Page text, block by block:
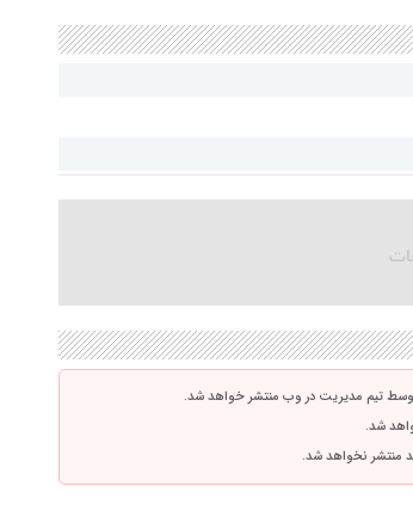
تیم مدیریت در وب منتشر خواهد شد.
شد.
منتشر نخواهد شد.